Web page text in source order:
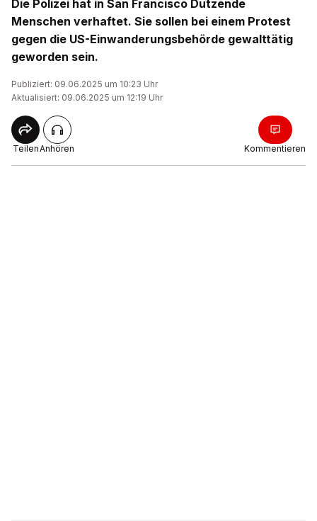
Die Polizei hat in San Francisco Dutzende
Menschen verhaftet. Sie sollen bei einem Protest
gegen die US-Einwanderungsbehörde gewalttätig
geworden sein.
Publiziert: 09.06.2025 um 10:23 Uhr
Aktualisiert: 09.06.2025 um 12:19 Uhr
TeilenAnhören Kommentieren